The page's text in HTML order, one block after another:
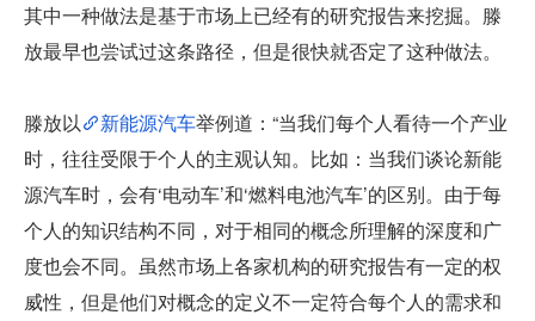
其中一种做法是基于市场上已经有的研究报告来挖掘。滕
放最早也尝试过这条路径，但是很快就否定了这种做法。
滕放以 新能源汽车举例道：“当我们每个人看待一个产业
时，往往受限于个人的主观认知。比如：当我们谈论新能
源汽车时，会有‘电动车’和‘燃料电池汽车’的区别。由于每
个人的知识结构不同，对于相同的概念所理解的深度和广
度也会不同。虽然市场上各家机构的研究报告有一定的权
威性，但是他们对概念的定义不一定符合每个人的需求和